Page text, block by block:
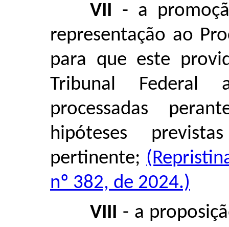
VII - a
representação ao
para que este
Tribunal Federal
processadas
hipóteses
pertinente;
nº 382, de 2024.)
VIII - a